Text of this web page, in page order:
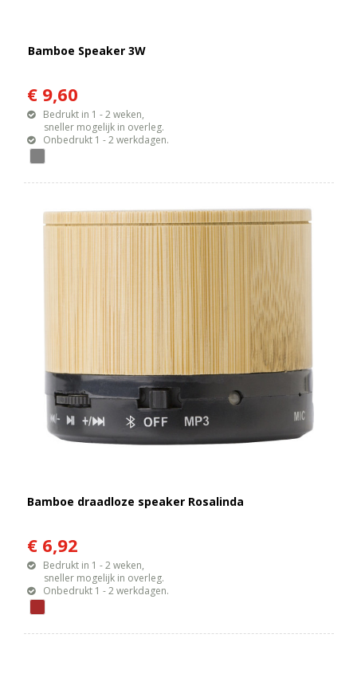
Bamboe Speaker 3W
€ 9,60
Bedrukt in 1 - 2 weken,
sneller mogelijk in overleg.
Onbedrukt 1 - 2 werkdagen.
Bamboe draadloze speaker Rosalinda
€ 6,92
Bedrukt in 1 - 2 weken,
sneller mogelijk in overleg.
Onbedrukt 1 - 2 werkdagen.